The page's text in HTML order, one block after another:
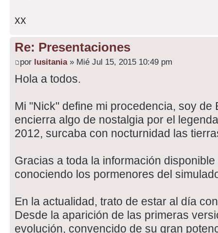
xx
Re: Presentaciones
por lusitania» Mié Jul 15, 2015 10:49 pm
Hola a todos.
Mi "Nick" define mi procedencia, soy de
encierra algo de nostalgia por el
2012, surcaba con nocturnidad las
Gracias a toda la información
conociendo los pormenores del
En la actualidad, trato de estar al día
Desde la aparición de las primeras
evolución, convencido de su gran